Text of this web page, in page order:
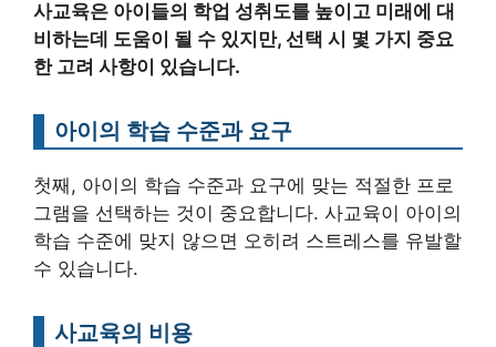
사교육은 아이들의 학업 성취도를 높이고 미래에 대
비하는데 도움이 될 수 있지만, 선택 시 몇 가지 중요
한 고려 사항이 있습니다.
아이의 학습 수준과 요구
첫째, 아이의 학습 수준과 요구에 맞는 적절한 프로
그램을 선택하는 것이 중요합니다. 사교육이 아이의
학습 수준에 맞지 않으면 오히려 스트레스를 유발할
수 있습니다.
사교육의 비용